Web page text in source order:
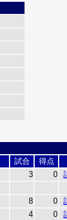
試合
得点
3 0
8 0
4 0